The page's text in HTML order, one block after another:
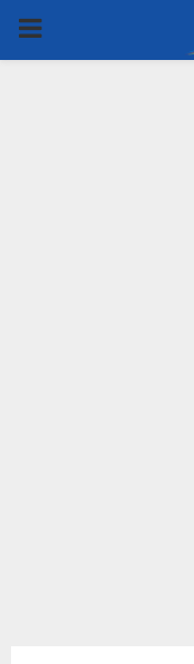
PRIMARY